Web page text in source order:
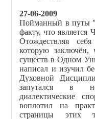
27-06-2009
Пойманный в путы
факту, что является
Отождествляя
которую заключён,
существ в Одном
написал и изучил
Духовной
запутался в
диалектические
воплотил на
страницы этих